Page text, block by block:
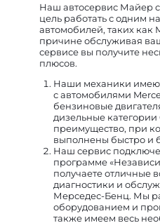
Наш автосервис Майер
цель работать с одним
автомобилей, таких как
причине обслуживая
сервисе вы получите
плюсов.
Наши механики
с автомобилями
бензиновые
дизельные
преимущество, при
выполнены быстро и
Наш сервис
программе
получаете отличные
диагностики и
Мерседес-Бенц. Мы
оборудованием и
также имеем весь